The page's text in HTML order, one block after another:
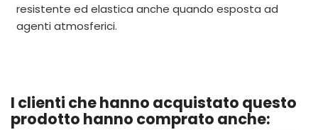
resistente ed elastica anche quando esposta ad
agenti atmosferici.
I clienti che hanno acquistato questo
prodotto hanno comprato anche: